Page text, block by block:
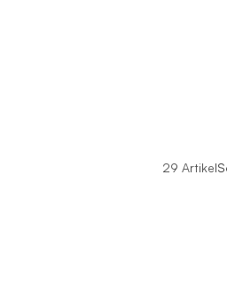
29 Artikel